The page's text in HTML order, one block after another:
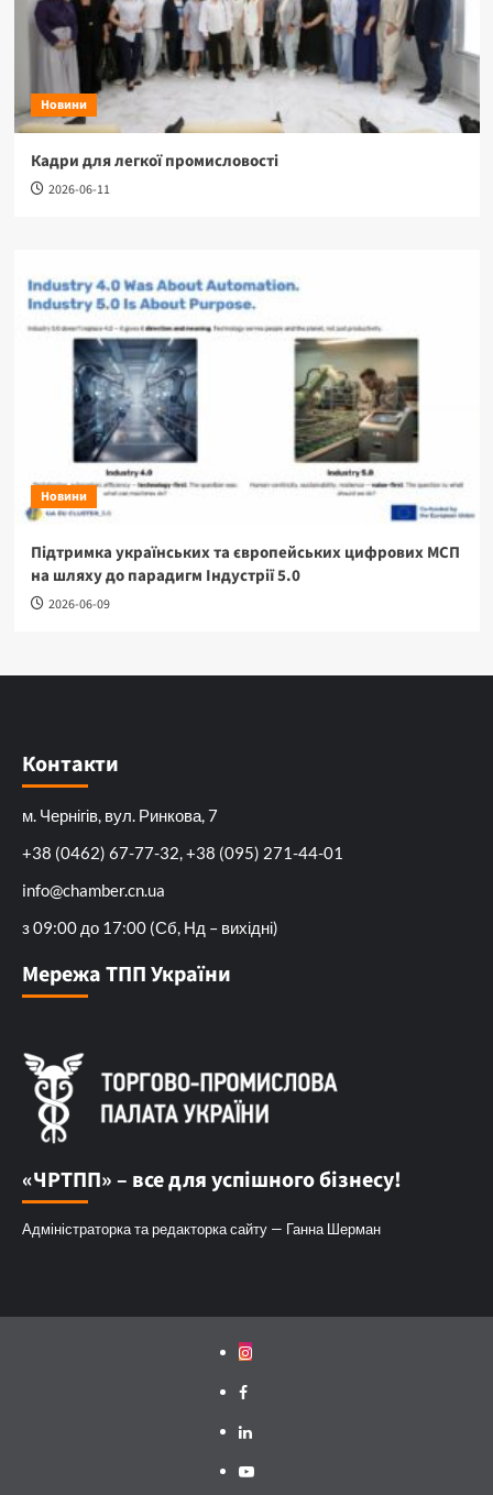
Новини
Кадри для легкої промисловості
2026-06-11
Новини
Підтримка українських та європейських цифрових МСП
на шляху до парадигм Індустрії 5.0
2026-06-09
Контакти
м. Чернігів, вул. Ринкова, 7
+38 (0462) 67-77-32, +38 (095) 271-44-01
info@chamber.cn.ua
з 09:00 до 17:00 (Сб, Нд – вихідні)
Мережа ТПП України
«ЧРТПП» – все для успішного бізнесу!
Адміністраторка та редакторка сайту — Ганна Шерман